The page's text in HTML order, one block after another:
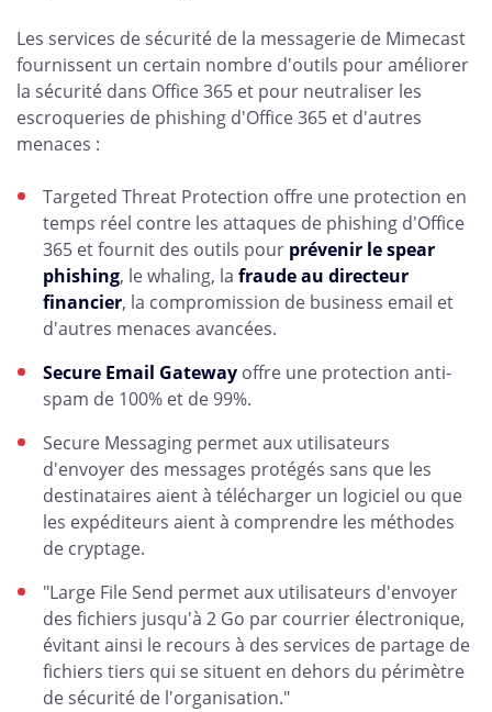
Les services de sécurité de la messagerie de Mimecast
fournissent un certain nombre d'outils pour améliorer
la sécurité dans Office 365 et pour neutraliser les
escroqueries de phishing d'Office 365 et d'autres
menaces :
Targeted Threat Protection offre une protection en
temps réel contre les attaques de phishing d'Office
365 et fournit des outils pour prévenir le spear
phishing, le whaling, la fraude au directeur
financier, la compromission de business email et
d'autres menaces avancées.
Secure Email Gateway offre une protection anti-
spam de 100% et de 99%.
Secure Messaging permet aux utilisateurs
d'envoyer des messages protégés sans que les
destinataires aient à télécharger un logiciel ou que
les expéditeurs aient à comprendre les méthodes
de cryptage.
"Large File Send permet aux utilisateurs d'envoyer
des fichiers jusqu'à 2 Go par courrier électronique,
évitant ainsi le recours à des services de partage de
fichiers tiers qui se situent en dehors du périmètre
de sécurité de l'organisation."